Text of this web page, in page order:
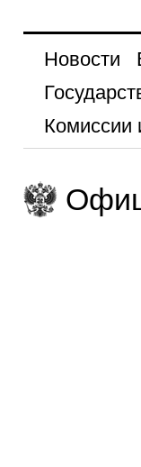
Новости
Комиссии